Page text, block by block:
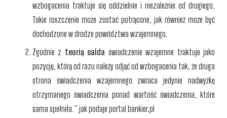
wzbogacenia traktuje się oddzielnie i niezależnie od drugiego.
Takie roszczenie może zostać potrącone, jak również może być
dochodzone w drodze powództwa wzajemnego.
Zgodnie z teorią salda świadczenie wzajemne traktuje jako
pozycję, którą od razu należy odjąć od wzbogacenia tak, że druga
strona świadczenia wzajemnego zwraca jedynie nadwyżkę
otrzymanego świadczenia ponad wartość świadczenia, które
sama spełniła.” jak podaje portal bankier.pl